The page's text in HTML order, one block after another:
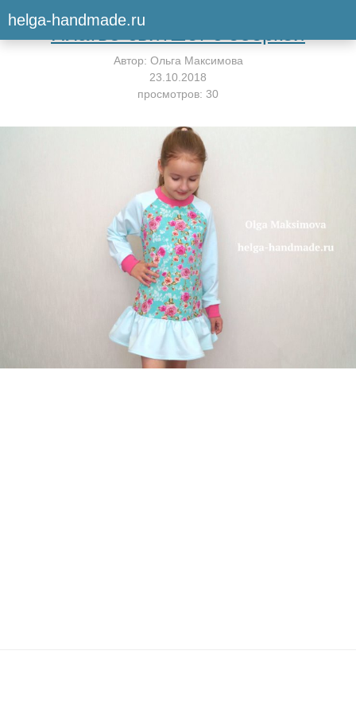
helga-handmade.ruВернуться к мастер-классу
Платье-свитшот с оборкой
Автор: Ольга Максимова
23.10.2018
просмотров: 30